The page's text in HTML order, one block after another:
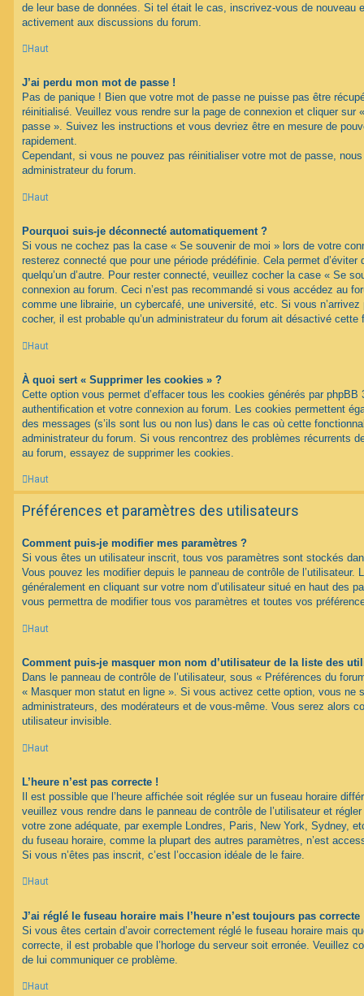
de leur base de données. Si tel était le cas, inscrivez-vous de nouveau
activement aux discussions du forum.
Haut
J’ai perdu mon mot de passe !
Pas de panique ! Bien que votre mot de passe ne puisse pas être
réinitialisé. Veuillez vous rendre sur la page de connexion et cliquer sur
passe ». Suivez les instructions et vous devriez être en mesure de
rapidement.
Cependant, si vous ne pouvez pas réinitialiser votre mot de passe,
administrateur du forum.
Haut
Pourquoi suis-je déconnecté automatiquement ?
Si vous ne cochez pas la case « Se souvenir de moi » lors de votre
resterez connecté que pour une période prédéfinie. Cela permet
quelqu’un d’autre. Pour rester connecté, veuillez cocher la case « Se
connexion au forum. Ceci n’est pas recommandé si vous accédez au
comme une librairie, un cybercafé, une université, etc. Si vous
cocher, il est probable qu’un administrateur du forum ait désactivé cette
Haut
À quoi sert « Supprimer les cookies » ?
Cette option vous permet d’effacer tous les cookies générés par phpBB
authentification et votre connexion au forum. Les cookies permettent
des messages (s’ils sont lus ou non lus) dans le cas où cette
administrateur du forum. Si vous rencontrez des problèmes récurrents
au forum, essayez de supprimer les cookies.
Haut
Préférences et paramètres des utilisateurs
Comment puis-je modifier mes paramètres ?
Si vous êtes un utilisateur inscrit, tous vos paramètres sont stockés
Vous pouvez les modifier depuis le panneau de contrôle de l’utilisateur.
généralement en cliquant sur votre nom d’utilisateur situé en haut des
vous permettra de modifier tous vos paramètres et toutes vos
Haut
Comment puis-je masquer mon nom d’utilisateur de la liste des
Dans le panneau de contrôle de l’utilisateur, sous « Préférences du
« Masquer mon statut en ligne ». Si vous activez cette option, vous ne
administrateurs, des modérateurs et de vous-même. Vous serez alors
utilisateur invisible.
Haut
L’heure n’est pas correcte !
Il est possible que l’heure affichée soit réglée sur un fuseau horaire
veuillez vous rendre dans le panneau de contrôle de l’utilisateur et
votre zone adéquate, par exemple Londres, Paris, New York, Sydney,
du fuseau horaire, comme la plupart des autres paramètres, n’est
Si vous n’êtes pas inscrit, c’est l’occasion idéale de le faire.
Haut
J’ai réglé le fuseau horaire mais l’heure n’est toujours pas correcte
Si vous êtes certain d’avoir correctement réglé le fuseau horaire mais
correcte, il est probable que l’horloge du serveur soit erronée. Veuillez
de lui communiquer ce problème.
Haut